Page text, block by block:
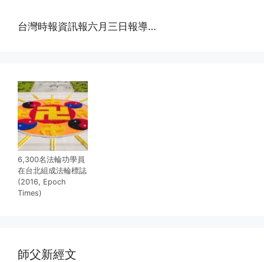
台灣時報資訊報六月三日報導…
6,300名法輪功學員
在台北組成法輪標誌
(2016, Epoch
Times)
師父新經文